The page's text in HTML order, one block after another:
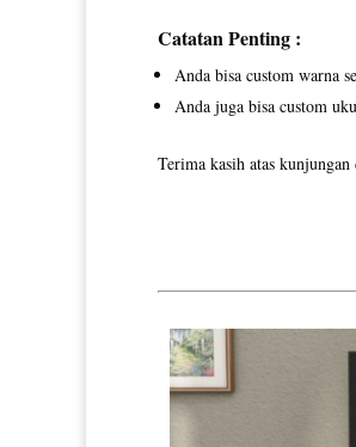
Catatan Penting :
Anda bisa custom warna
Anda juga bisa custom
Terima kasih atas